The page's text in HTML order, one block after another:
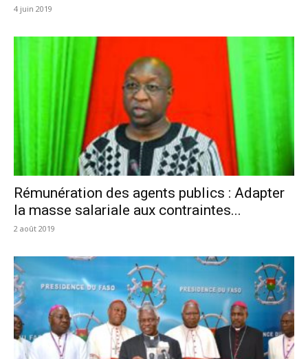
4 juin 2019
Rémunération des agents publics : Adapter
la masse salariale aux contraintes...
2 août 2019